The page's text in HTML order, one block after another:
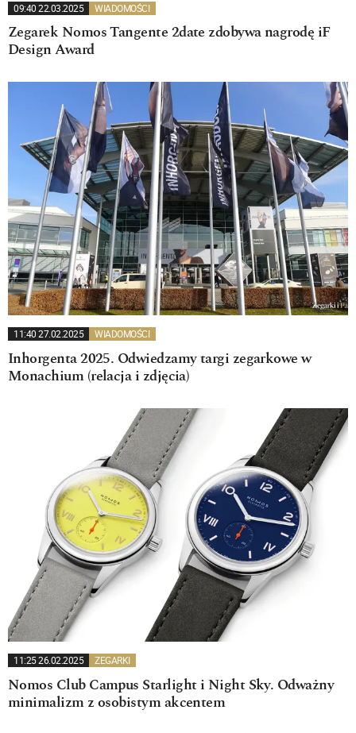
09:40 22.03.2025 WIADOMOŚCI
Zegarek Nomos Tangente 2date zdobywa nagrodę iF
Design Award
11:40 27.02.2025 WIADOMOŚCI
Inhorgenta 2025. Odwiedzamy targi zegarkowe w
Monachium (relacja i zdjęcia)
11:25 26.02.2025 ZEGARKI
Nomos Club Campus Starlight i Night Sky. Odważny
minimalizm z osobistym akcentem